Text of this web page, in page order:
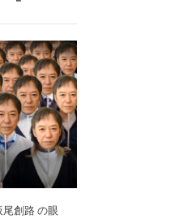
創路 の眼